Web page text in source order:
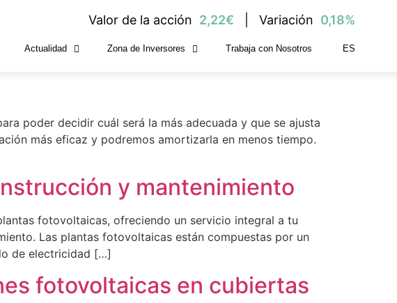
Valor de la acción 2,22€ Variación 0,18%
Actualidad Zona de Inversores Trabaja con Nosotros ES
instalaciones
poder decidir cuál será la más adecuada y que se ajusta
más eficaz y podremos amortizarla en menos tiempo.
y mantenimiento
fotovoltaicas, ofreciendo un servicio integral a tu
Las plantas fotovoltaicas están compuestas por un
de electricidad […]
fotovoltaicas en cubiertas